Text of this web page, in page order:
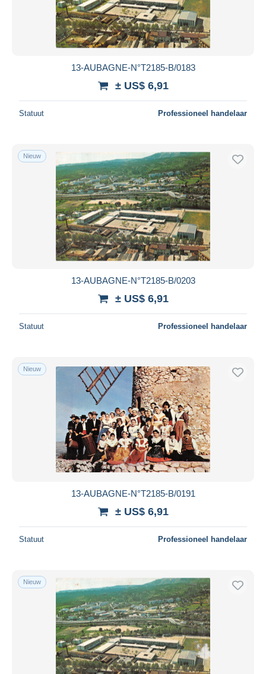
13-AUBAGNE-N°T2185-B/0183
± US$ 6,91
Statuut Professioneel handelaar
Nieuw
13-AUBAGNE-N°T2185-B/0203
± US$ 6,91
Statuut Professioneel handelaar
Nieuw
13-AUBAGNE-N°T2185-B/0191
± US$ 6,91
Statuut Professioneel handelaar
Nieuw